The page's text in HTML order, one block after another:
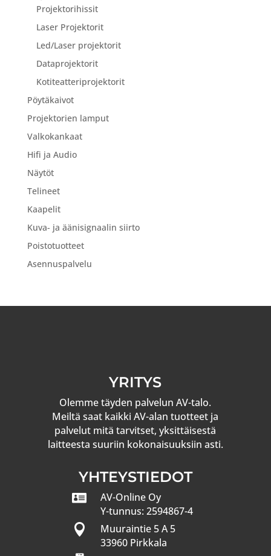
Projektorihissit
Laser Projektorit
Led/Laser projektorit
Dataprojektorit
Kotiteatteriprojektorit
Pöytäkaivot
Projektorien lamput
Valkokankaat
Hifi ja Audio
Näytöt
Telineet
Kaapelit
Kuva- ja äänisignaalin siirto
Poistotuotteet
Asennuspalvelu
YRITYS
Olemme täyden palvelun AV-talo.
Meiltä saat kaikki AV-alan tuotteet ja
palvelut mitä tarvitset, yksittäisestä
laitteesta suuriin kokonaisuuksiin asti.
YHTEYSTIEDOT

AV-Online Oy
Y-tunnus: 2594867-4

Muuraintie 5 A 5
33960 Pirkkala